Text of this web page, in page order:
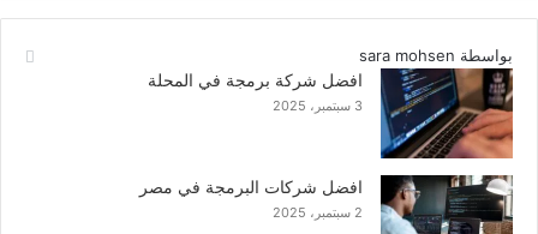
بواسطة sara mohsen
افضل شركة برمجة في المحلة
3 سبتمبر، 2025
افضل شركات البرمجة في مصر
2 سبتمبر، 2025